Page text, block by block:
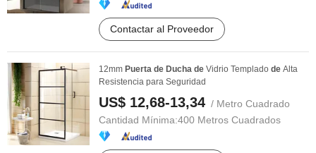
Contactar al Proveedor
12mm Puerta de Ducha de Vidrio Templado de Alta
Resistencia para Seguridad
US$ 12,68-13,34 / Metro Cuadrado
Cantidad Mínima:400 Metros Cuadrados